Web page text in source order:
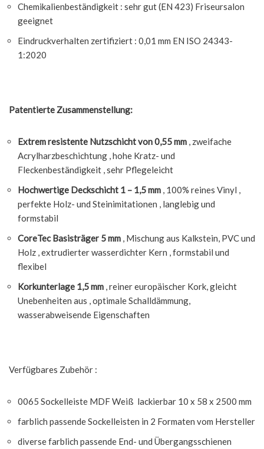
Chemikalienbeständigkeit : sehr gut (EN 423) Friseursalon
geeignet
Eindruckverhalten zertifiziert : 0,01 mm EN ISO 24343-
1:2020
Patentierte Zusammenstellung:
Extrem resistente Nutzschicht von 0,55 mm , zweifache
Acrylharzbeschichtung , hohe Kratz- und
Fleckenbeständigkeit , sehr Pflegeleicht
Hochwertige Deckschicht 1 – 1,5 mm , 100% reines Vinyl ,
perfekte Holz- und Steinimitationen , langlebig und
formstabil
CoreTec Basisträger 5 mm , Mischung aus Kalkstein, PVC und
Holz , extrudierter wasserdichter Kern , formstabil und
flexibel
Korkunterlage 1,5 mm , reiner europäischer Kork, gleicht
Unebenheiten aus , optimale Schalldämmung,
wasserabweisende Eigenschaften
Verfügbares Zubehör :
0065 Sockelleiste MDF Weiß lackierbar 10 x 58 x 2500 mm
farblich passende Sockelleisten in 2 Formaten vom Hersteller
diverse farblich passende End- und Übergangsschienen